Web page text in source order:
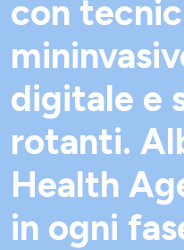
con
digitale e
rotanti.
Health
in ogni